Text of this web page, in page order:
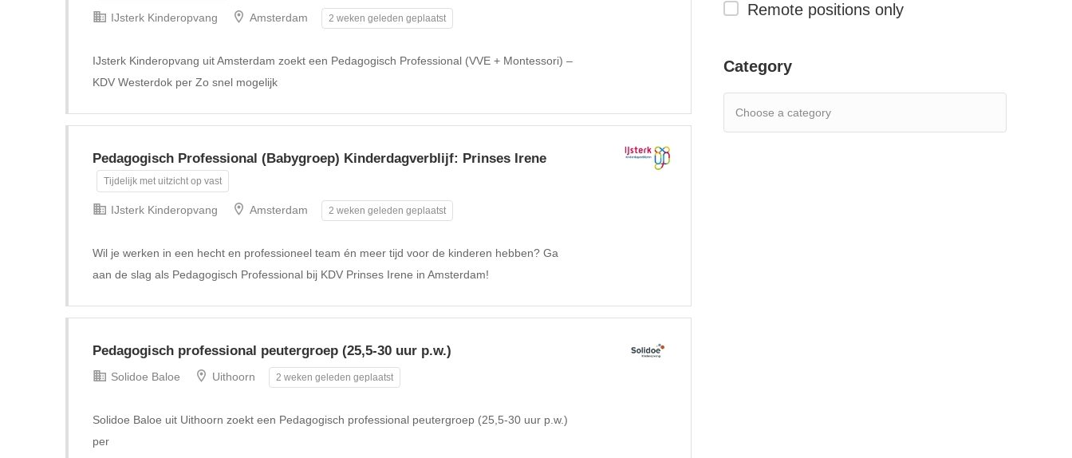
Remote positions only
Category
IJsterk Kinderopvang Amsterdam 2 weken geleden geplaatst
IJsterk Kinderopvang uit Amsterdam zoekt een Pedagogisch Professional (VVE + Montessori) –
KDV Westerdok per Zo snel mogelijk
Pedagogisch Professional (Babygroep) Kinderdagverblijf: Prinses Irene
Tijdelijk met uitzicht op vast
IJsterk Kinderopvang Amsterdam 2 weken geleden geplaatst
Wil je werken in een hecht en professioneel team én meer tijd voor de kinderen hebben? Ga
aan de slag als Pedagogisch Professional bij KDV Prinses Irene in Amsterdam!
Pedagogisch professional peutergroep (25,5-30 uur p.w.)
Solidoe Baloe Uithoorn 2 weken geleden geplaatst
Solidoe Baloe uit Uithoorn zoekt een Pedagogisch professional peutergroep (25,5-30 uur p.w.)
per